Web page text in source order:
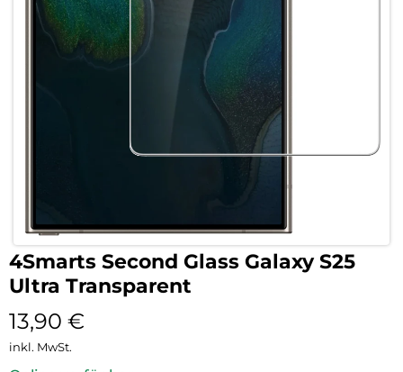
4Smarts Second Glass Galaxy S25
Ultra Transparent
13,90 €
inkl. MwSt.